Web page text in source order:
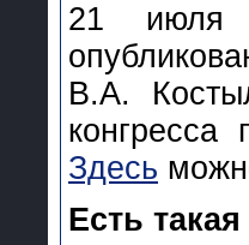
21 июля
В.А.
Здесь
Есть